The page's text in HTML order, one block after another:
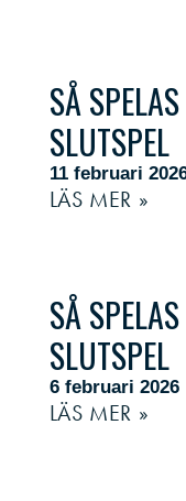
SÅ
SLUTSPEL
11 februari
LÄS MER »
SÅ
SLUTSPEL
6 februari 2026
LÄS MER »